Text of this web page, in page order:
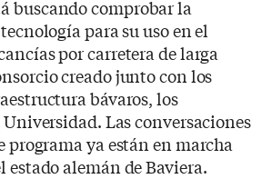
buscando comprobar la
para su uso en el
por carretera de larga
creado junto con los
bávaros, los
Las conversaciones
programa ya están en marcha
estado alemán de Baviera.